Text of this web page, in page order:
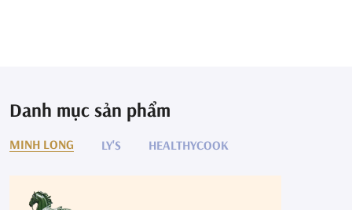
Danh mục sản phẩm
MINH LONG LY'S HEALTHYCOOK